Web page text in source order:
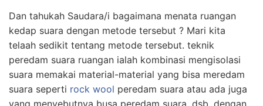
Dan tahukah Saudara/i bagaimana menata ruangan
kedap suara dengan metode tersebut ? Mari kita
telaah sedikit tentang metode tersebut. teknik
peredam suara ruangan ialah kombinasi mengisolasi
suara memakai material-material yang bisa meredam
suara seperti rock wool peredam suara atau ada juga